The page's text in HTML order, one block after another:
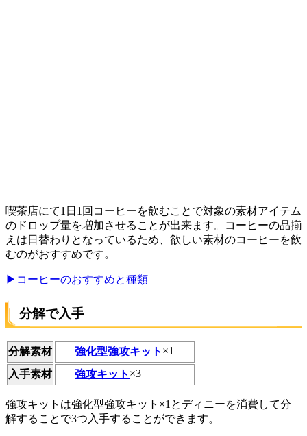
喫茶店にて1日1回コーヒーを飲むことで対象の素材アイテム
のドロップ量を増加させることが出来ます。コーヒーの品揃
えは日替わりとなっているため、欲しい素材のコーヒーを飲
むのがおすすめです。
▶コーヒーのおすすめと種類
分解で入手
分解素材 強化型強攻キット ×1
入手素材
強攻キット ×3
強攻キットは強化型強攻キット×1とディニーを消費して分
解することで3つ入手することができます。